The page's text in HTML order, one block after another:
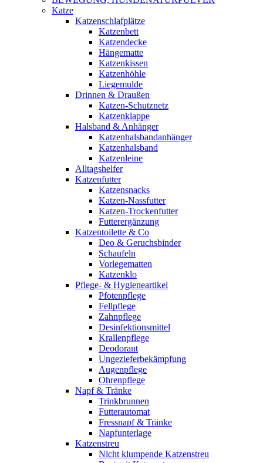
Katze
Katzenschlafplätze
Katzenbett
Katzendecke
Hängematte
Katzenkissen
Katzenhöhle
Liegemulde
Drinnen & Draußen
Katzen-Schutznetz
Katzenklappe
Halsband & Anhänger
Katzenhalsbandanhänger
Katzenhalsband
Katzenleine
Alltagshelfer
Katzenfutter
Katzensnacks
Katzen-Nassfutter
Katzen-Trockenfutter
Futterergänzung
Katzentoilette & Co
Deo & Geruchsbinder
Schaufeln
Vorlegematten
Katzenklo
Pflege- & Hygieneartikel
Pfotenpflege
Fellpflege
Zahnpflege
Desinfektionsmittel
Krallenpflege
Deodorant
Ungezieferbekämpfung
Augenpflege
Ohrenpflege
Napf & Tränke
Trinkbrunnen
Futterautomat
Fressnapf & Tränke
Napfunterlage
Katzenstreu
Nicht klumpende Katzenstreu